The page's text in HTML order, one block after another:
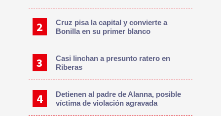
Cruz pisa la capital y convierte a
Bonilla en su primer blanco
Casi linchan a presunto ratero en
Riberas
Detienen al padre de Alanna, posible
víctima de violación agravada